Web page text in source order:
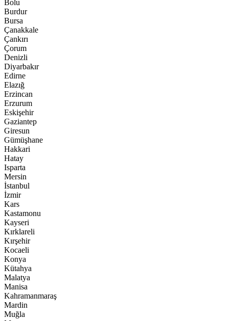
Bolu
Burdur
Bursa
Çanakkale
Çankırı
Çorum
Denizli
Diyarbakır
Edirne
Elazığ
Erzincan
Erzurum
Eskişehir
Gaziantep
Giresun
Gümüşhane
Hakkari
Hatay
Isparta
Mersin
İstanbul
İzmir
Kars
Kastamonu
Kayseri
Kırklareli
Kırşehir
Kocaeli
Konya
Kütahya
Malatya
Manisa
Kahramanmaraş
Mardin
Muğla